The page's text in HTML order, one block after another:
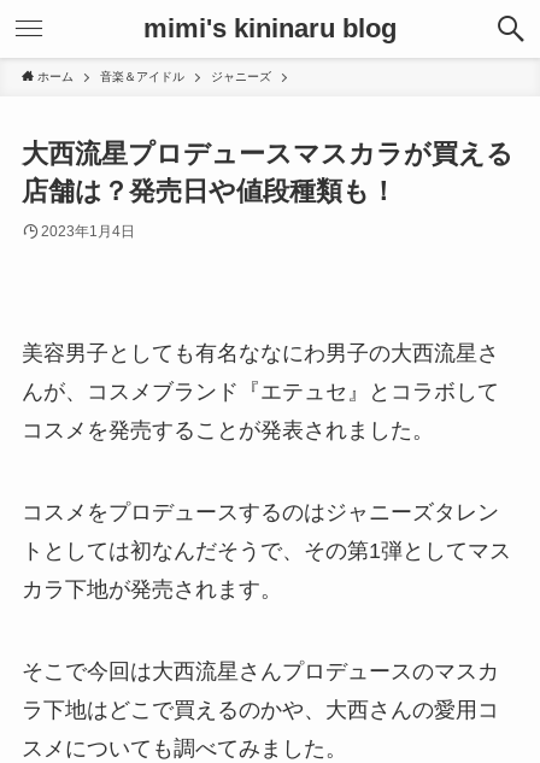
mimi's kininaru blog
ホーム 音楽＆アイドル ジャニーズ
大西流星プロデュースマスカラが買える
店舗は？発売日や値段種類も！
2023年1月4日
美容男子としても有名ななにわ男子の大西流星さ
んが、コスメブランド『エテュセ』とコラボして
コスメを発売することが発表されました。
コスメをプロデュースするのはジャニーズタレン
トとしては初なんだそうで、その第1弾としてマス
カラ下地が発売されます。
そこで今回は大西流星さんプロデュースのマスカ
ラ下地はどこで買えるのかや、大西さんの愛用コ
スメについても調べてみました。